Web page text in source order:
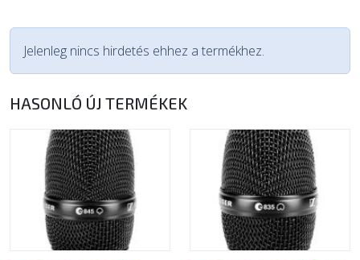
Jelenleg nincs hirdetés ehhez a termékhez.
HASONLÓ ÚJ TERMÉKEK